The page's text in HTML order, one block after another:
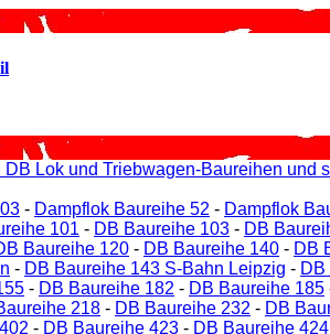
DB Lok und Triebwagen-Baureihen und
- Dampflok Baureihe 52 - Dampflok
101 - DB Baureihe 103 - DB
Baureihe 120 - DB Baureihe 140 - DB
- DB Baureihe 143 S-Bahn Leipzig -
- DB Baureihe 182 - DB Baureihe 185
218 - DB Baureihe 232 - DB
- DB Baureihe 423 - DB Baureihe 424